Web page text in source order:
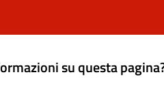
su questa